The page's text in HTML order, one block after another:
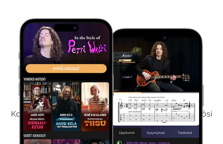
Kokeile Ilmaiseksi
Kokeilemalla ilmaiseksi saat koko sisältömme käyttöösi
viikon ajaksi.